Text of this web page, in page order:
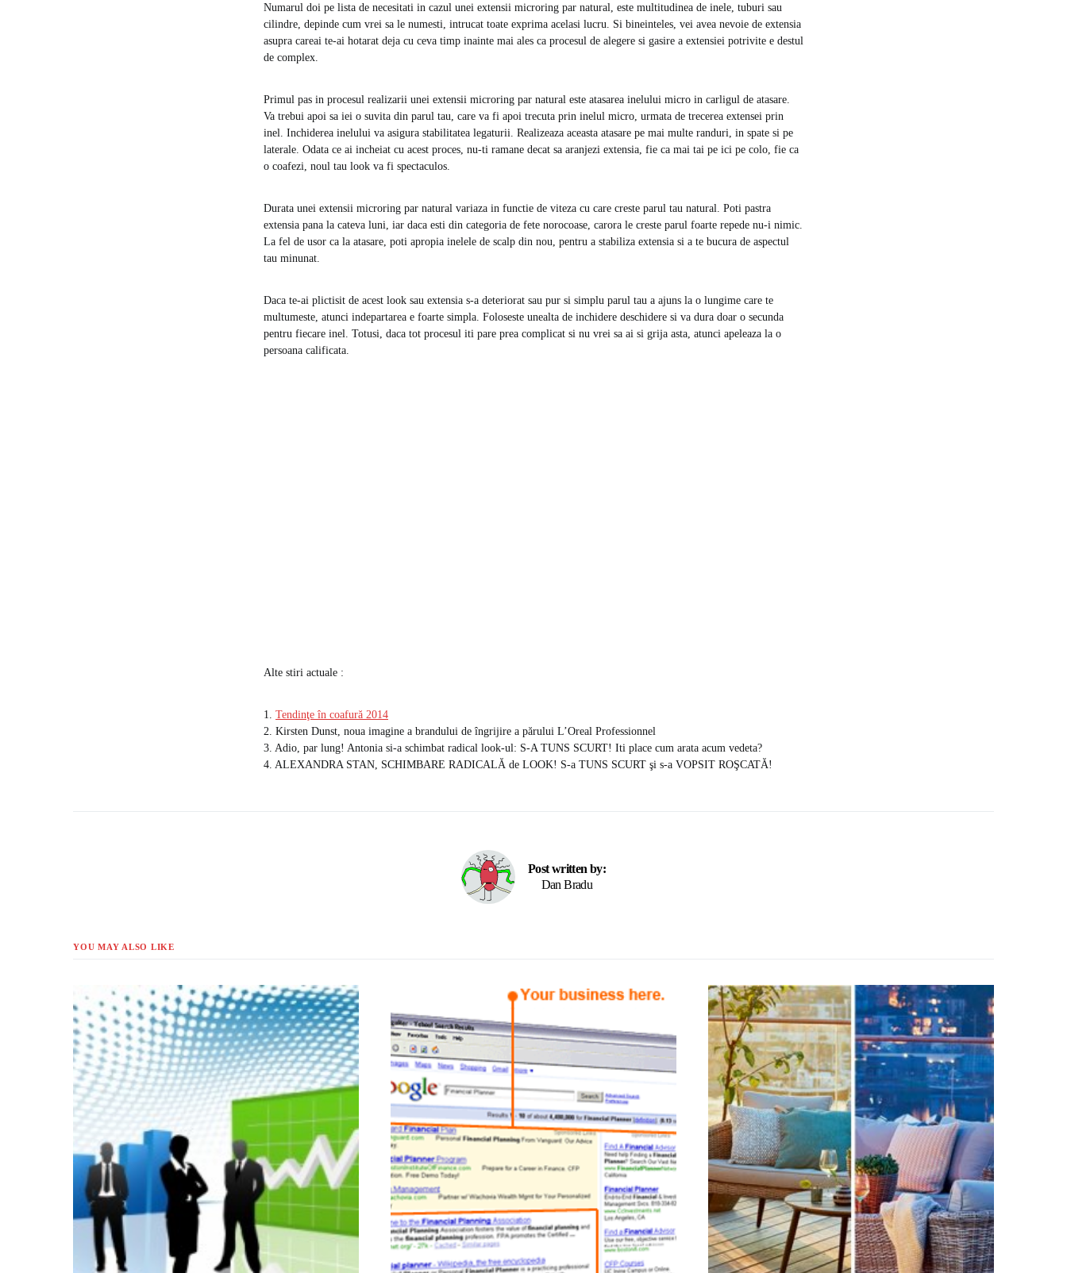
Numarul doi pe lista de necesitati in cazul unei extensii microring par natural, este multitudinea de inele, tuburi sau
cilindre, depinde cum vrei sa le numesti, intrucat toate exprima acelasi lucru. Si bineinteles, vei avea nevoie de extensia
asupra careai te-ai hotarat deja cu ceva timp inainte mai ales ca procesul de alegere si gasire a extensiei potrivite e destul
de complex.
Primul pas in procesul realizarii unei extensii microring par natural este atasarea inelului micro in carligul de atasare.
Va trebui apoi sa iei o suvita din parul tau, care va fi apoi trecuta prin inelul micro, urmata de trecerea extensei prin
inel. Inchiderea inelului va asigura stabilitatea legaturii. Realizeaza aceasta atasare pe mai multe randuri, in spate si pe
laterale. Odata ce ai incheiat cu acest proces, nu-ti ramane decat sa aranjezi extensia, fie ca mai tai pe ici pe colo, fie ca
o coafezi, noul tau look va fi spectaculos.
Durata unei extensii microring par natural variaza in functie de viteza cu care creste parul tau natural. Poti pastra
extensia pana la cateva luni, iar daca esti din categoria de fete norocoase, carora le creste parul foarte repede nu-i nimic.
La fel de usor ca la atasare, poti apropia inelele de scalp din nou, pentru a stabiliza extensia si a te bucura de aspectul
tau minunat.
Daca te-ai plictisit de acest look sau extensia s-a deteriorat sau pur si simplu parul tau a ajuns la o lungime care te
multumeste, atunci indepartarea e foarte simpla. Foloseste unealta de inchidere deschidere si va dura doar o secunda
pentru fiecare inel. Totusi, daca tot procesul iti pare prea complicat si nu vrei sa ai si grija asta, atunci apeleaza la o
persoana calificata.
Alte stiri actuale :
1. Tendinţe în coafură 2014
2. Kirsten Dunst, noua imagine a brandului de îngrijire a părului L’Oreal Professionnel
3. Adio, par lung! Antonia si-a schimbat radical look-ul: S-A TUNS SCURT! Iti place cum arata acum vedeta?
4. ALEXANDRA STAN, SCHIMBARE RADICALĂ de LOOK! S-a TUNS SCURT şi s-a VOPSIT ROŞCATĂ!
Post written by:
Dan Bradu
YOU MAY ALSO LIKE